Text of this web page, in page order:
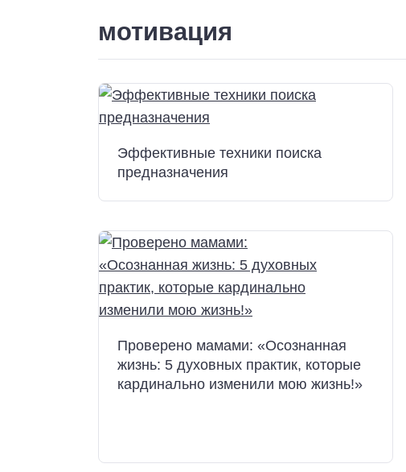
мотивация
Эффективные техники поиска
предназначения
Проверено мамами: «Осознанная
жизнь: 5 духовных практик, которые
кардинально изменили мою жизнь!»